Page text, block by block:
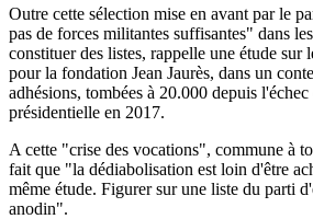
Outre cette sélection mise en avant par le
pas de forces militantes suffisantes" dans
constituer des listes, rappelle une étude sur
pour la fondation Jean Jaurès, dans un
adhésions, tombées à 20.000 depuis
présidentielle en 2017.
A cette "crise des vocations", commune à
fait que "la dédiabolisation est loin d'être
même étude. Figurer sur une liste du parti
anodin".